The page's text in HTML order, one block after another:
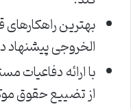
بهترین راهکارهای
الخروجی
با ارائه
از تضییع حقوق